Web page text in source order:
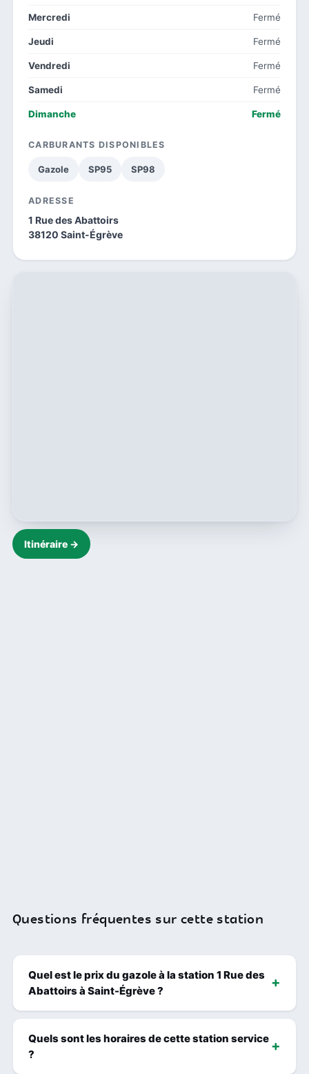
Mercredi Fermé
Jeudi Fermé
Vendredi Fermé
Samedi Fermé
Dimanche Fermé
CARBURANTS DISPONIBLES
Gazole SP95 SP98
ADRESSE
1 Rue des Abattoirs
38120 Saint-Égrève
Itinéraire →
Questions fréquentes sur cette station
Quel est le prix du gazole à la station 1 Rue des
Abattoirs à Saint-Égrève ?
Quels sont les horaires de cette station service
?